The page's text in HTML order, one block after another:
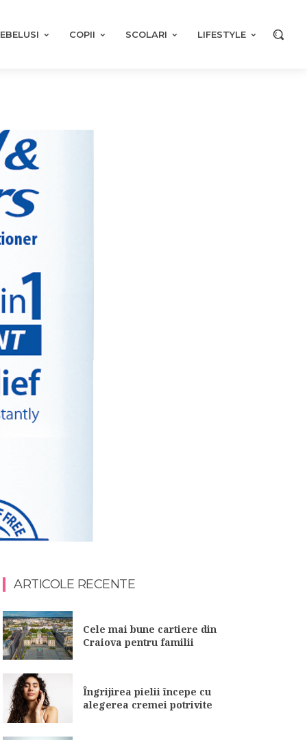
COPII SCOLARI LIFESTYLE
ARTICOLE RECENTE
Cele mai bune cartiere din
Craiova pentru familii
Îngrijirea pielii începe cu
alegerea cremei potrivite